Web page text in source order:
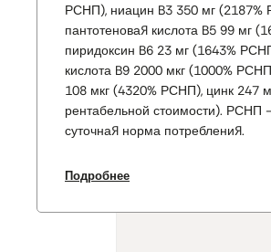
РСНП), ниацин B3 350 мг (2187%
пантотеновая кислота B5 99 мг
пиридоксин B6 23 мг (1643%
кислота B9 2000 мкг (1000%
108 мкг (4320% РСНП), цинк 247
рентабельной стоимости). РСНП
суточная норма потребления.
Тиаминпомогает поддерживать в
системы, психологические
Подробнее